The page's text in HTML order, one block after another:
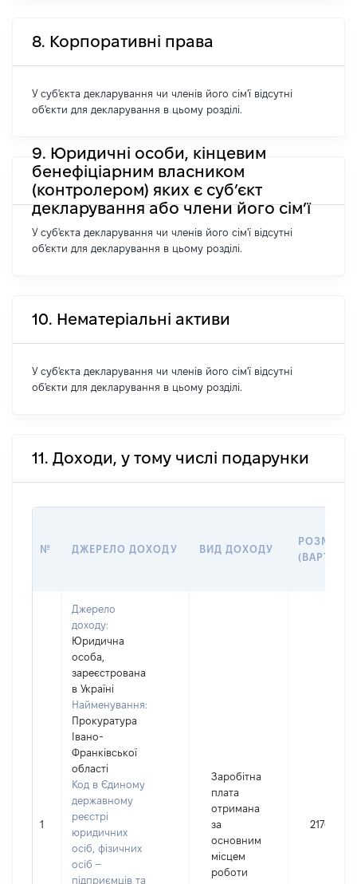
8. Корпоративні права
У суб'єкта декларування чи членів його сім'ї відсутні
об'єкти для декларування в цьому розділі.
9. Юридичні особи, кінцевим
бенефіціарним власником
(контролером) яких є суб’єкт
декларування або члени його сім’ї
У суб'єкта декларування чи членів його сім'ї відсутні
об'єкти для декларування в цьому розділі.
10. Нематеріальні активи
У суб'єкта декларування чи членів його сім'ї відсутні
об'єкти для декларування в цьому розділі.
11. Доходи, у тому числі подарунки
№ ДЖЕРЕЛО ДОХОДУ ВИД ДОХОДУ
РОЗМІР
1
Джерело
доходу:
Юридична
особа,
зареєстрована
в Україні
Найменування:
Прокуратура
Івано-
Франківської
області
Код в Єдиному
державному
реєстрі
юридичних
осіб, фізичних
осіб –
підприємців та
Заробітна
плата
отримана
за
основним
місцем
роботи
217654